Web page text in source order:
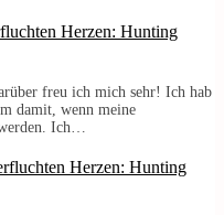
Herzen: Hunting
freu ich mich sehr! Ich hab
damit, wenn meine
Ich…
Herzen: Hunting